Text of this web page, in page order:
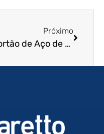
Próximo
Portão de Aço de Enrolar em Maceió – AL